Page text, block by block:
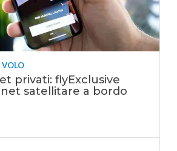
VOLO
privati: flyExclusive
satellitare a bordo